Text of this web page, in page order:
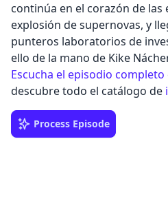
continúa en el corazón de las
explosión de supernovas, y
punteros laboratorios de
ello de la mano de Kike
Escucha el episodio completo
descubre todo el catálogo de
Process Episode